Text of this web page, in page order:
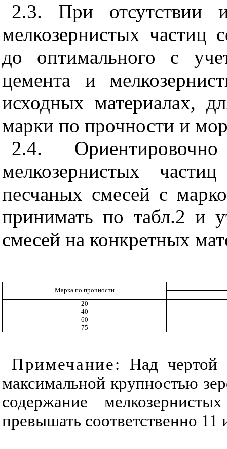
2.3. При отсутствии
мелкозернистых частиц
до оптимального с
цемента и
исходных материалах,
марки по прочности и
2.4.
мелкозернистых
песчаных смесей с
принимать по табл.2 и
сме­сей на конкретных
Марка по прочности
20
40
60
75
Примечание: Над чертой
максимальной крупностью
содержание
превышать соответственно